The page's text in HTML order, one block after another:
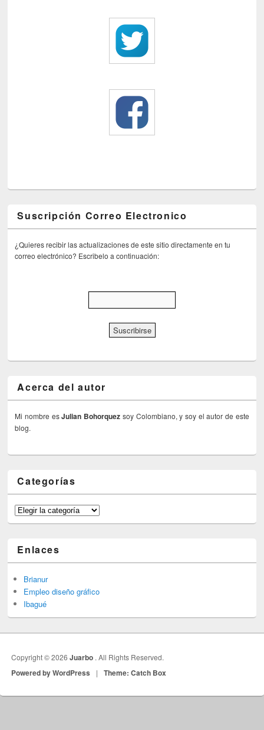
Suscripción Correo Electronico
¿Quieres recibir las actualizaciones de este sitio directamente en tu
correo electrónico? Escribelo a continuación:
Acerca del autor
Mi nombre esJulian Bohorquez soy Colombiano, y soy el autor de este
blog.
Categorías
Categorías
Enlaces
Brianur
Empleo diseño gráfico
Ibagué
Copyright © 2026Juarbo . All Rights Reserved.
Powered by WordPress | Theme: Catch Box